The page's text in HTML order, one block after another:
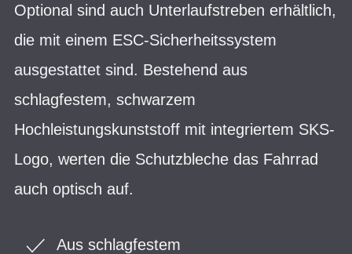
Optional sind auch Unterlaufstreben erhältlich,
die mit einem ESC-Sicherheitssystem
ausgestattet sind. Bestehend aus
schlagfestem, schwarzem
Hochleistungskunststoff mit integriertem SKS-
Logo, werten die Schutzbleche das Fahrrad
auch optisch auf.
Aus schlagfestem